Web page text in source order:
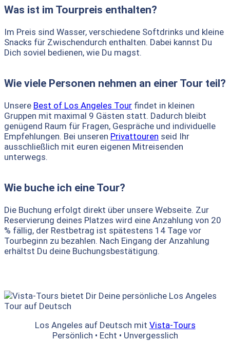
Was ist im Tourpreis enthalten?
Im Preis sind Wasser, verschiedene Softdrinks und kleine
Snacks für Zwischendurch enthalten. Dabei kannst Du
Dich soviel bedienen, wie Du magst.
Wie viele Personen nehmen an einer Tour teil?
Unsere Best of Los Angeles Tour findet in kleinen
Gruppen mit maximal 9 Gästen statt. Dadurch bleibt
genügend Raum für Fragen, Gespräche und individuelle
Empfehlungen. Bei unseren Privattouren seid Ihr
ausschließlich mit euren eigenen Mitreisenden
unterwegs.
Wie buche ich eine Tour?
Die Buchung erfolgt direkt über unsere Webseite. Zur
Reservierung deines Platzes wird eine Anzahlung von 20
% fällig, der Restbetrag ist spätestens 14 Tage vor
Tourbeginn zu bezahlen. Nach Eingang der Anzahlung
erhältst Du deine Buchungsbestätigung.
Los Angeles auf Deutsch mit Vista-Tours
Persönlich • Echt • Unvergesslich